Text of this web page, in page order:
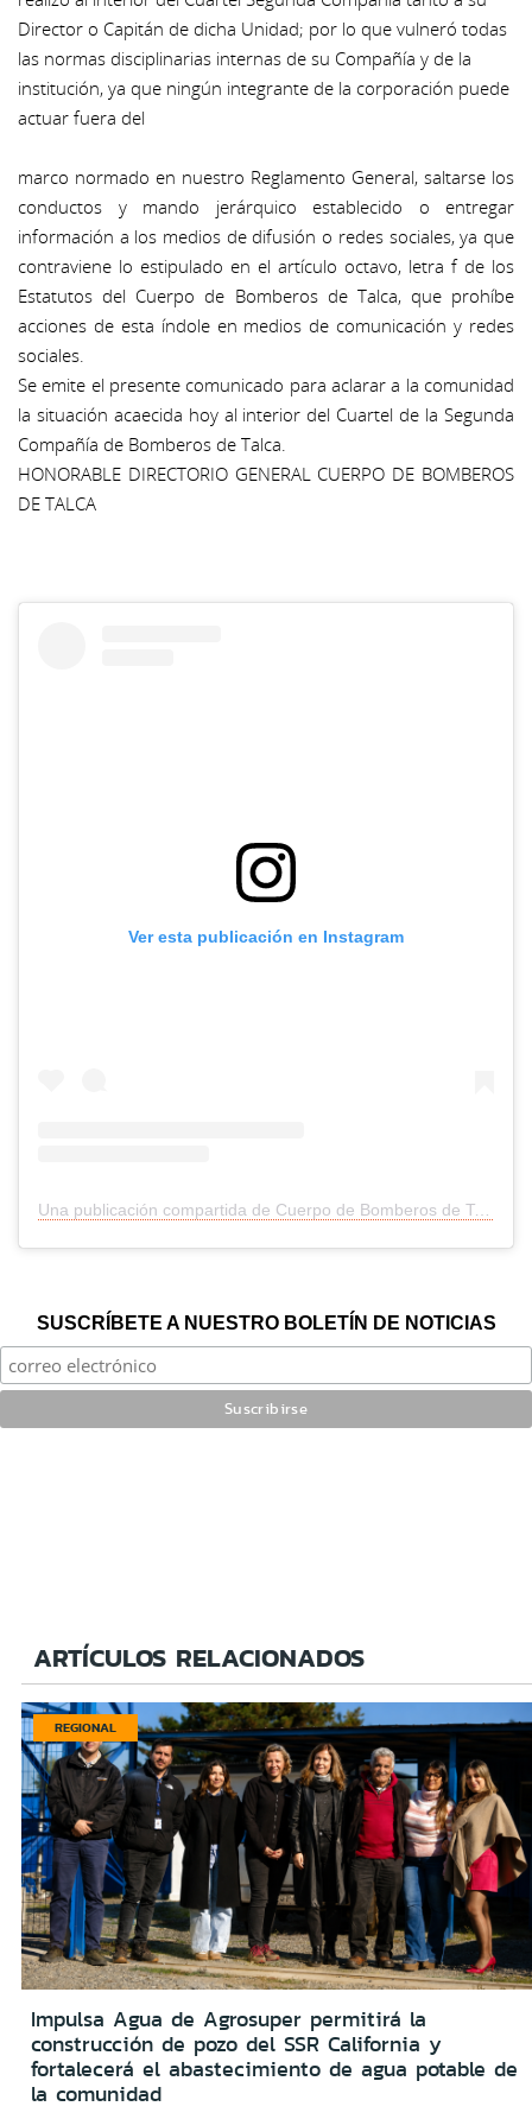
Director o Capitán de dicha Unidad; por lo que vulneró todas
las normas disciplinarias internas de su Compañía y de la
institución, ya que ningún integrante de la corporación puede
actuar fuera del
marco normado en nuestro Reglamento General, saltarse los
conductos y mando jerárquico establecido o entregar
información a los medios de difusión o redes sociales, ya que
contraviene lo estipulado en el artículo octavo, letra f de los
Estatutos del Cuerpo de Bomberos de Talca, que prohíbe
acciones de esta índole en medios de comunicación y redes
sociales.
Se emite el presente comunicado para aclarar a la comunidad
la situación acaecida hoy al interior del Cuartel de la Segunda
Compañía de Bomberos de Talca.
HONORABLE DIRECTORIO GENERAL CUERPO DE BOMBEROS
DE TALCA
Ver esta publicación en Instagram
Una publicación compartida de Cuerpo de Bomberos de Talca (@bomberostalca132)
SUSCRÍBETE A NUESTRO BOLETÍN DE NOTICIAS
ARTÍCULOS RELACIONADOS
REGIONAL
Impulsa Agua de Agrosuper permitirá la
construcción de pozo del SSR California y
fortalecerá el abastecimiento de agua potable de
la comunidad